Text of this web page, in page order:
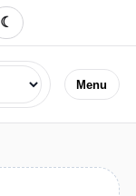
☾
Menu
Jazyk